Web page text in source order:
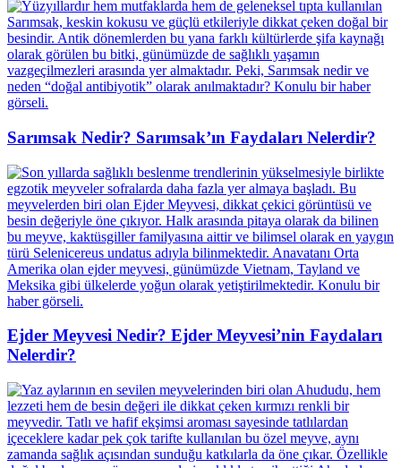
Sarımsak Nedir? Sarımsak’ın Faydaları Nelerdir?
Ejder Meyvesi Nedir? Ejder Meyvesi’nin Faydaları
Nelerdir?